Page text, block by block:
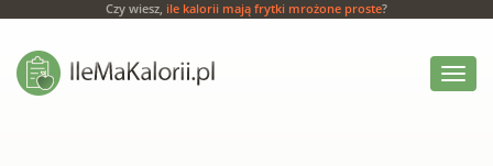
Czy wiesz, ile kalorii mają frytki mrożone proste?
Włącz
menu